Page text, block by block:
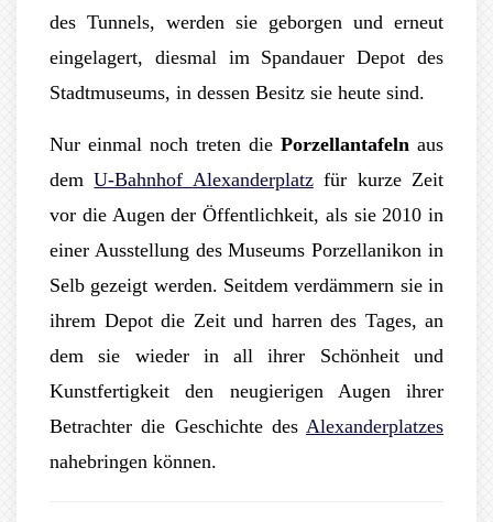
des Tunnels, werden sie geborgen und erneut
eingelagert, diesmal im Spandauer Depot des
Stadtmuseums, in dessen Besitz sie heute sind.
Nur einmal noch treten die Porzellantafeln aus
demU-Bahnhof Alexanderplatzfür kurze Zeit
vor die Augen der Öffentlichkeit, als sie 2010 in
einer Ausstellung des Museums Porzellanikon in
Selb gezeigt werden. Seitdem verdämmern sie in
ihrem Depot die Zeit und harren des Tages, an
dem sie wieder in all ihrer Schönheit und
Kunstfertigkeit den neugierigen Augen ihrer
Betrachter die Geschichte des Alexanderplatzes
nahebringen können.